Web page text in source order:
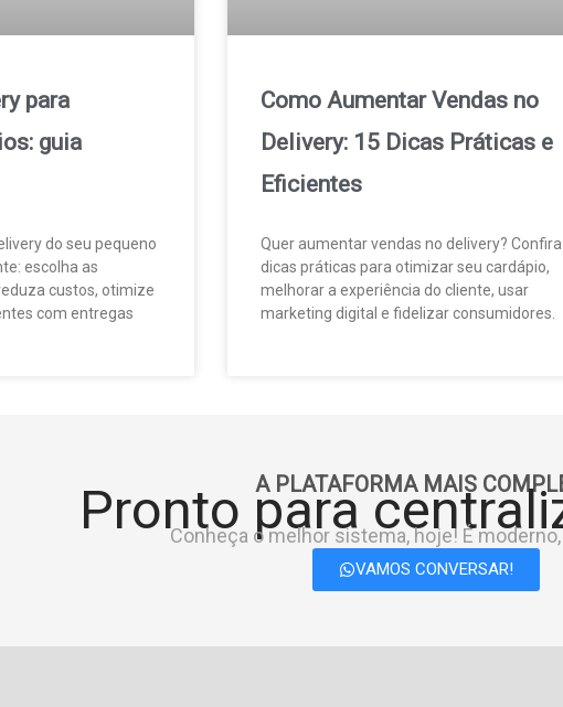
para
guia
do seu pequeno
escolha as
custos, otimize
com entregas
Como Aumentar Vendas no
Delivery: 15 Dicas Práticas e
Eficientes
Quer aumentar vendas no delivery?
dicas práticas para otimizar seu cardápio,
melhorar a experiência do cliente, usar
marketing digital e fidelizar consumidores.
A PLATAFORMA MAIS
Pronto para
Conheça o melhor sistema, hoje! É
VAMOS CONVERSAR!